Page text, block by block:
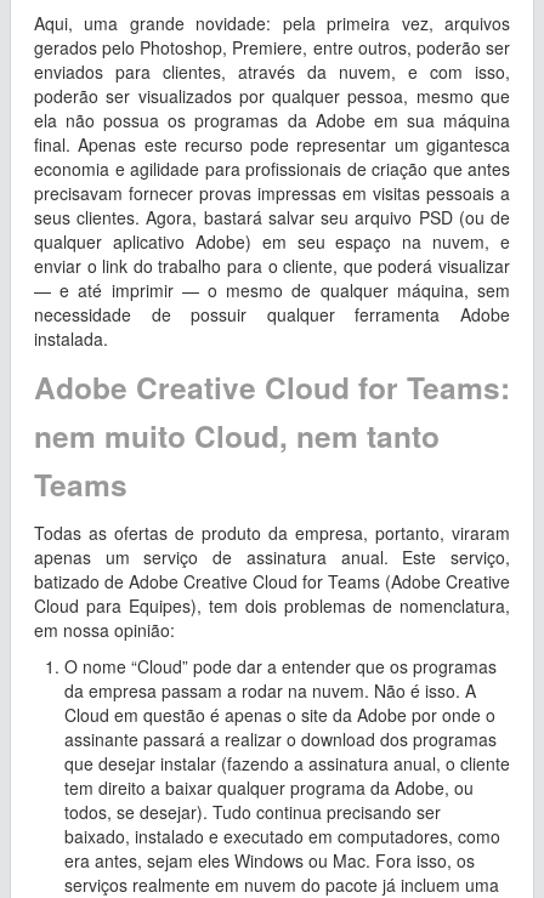
Aqui, uma grande novidade: pela primeira vez, arquivos
gerados pelo Photoshop, Premiere, entre outros, poderão ser
enviados para clientes, através da nuvem, e com isso,
poderão ser visualizados por qualquer pessoa, mesmo que
ela não possua os programas da Adobe em sua máquina
final. Apenas este recurso pode representar um gigantesca
economia e agilidade para profissionais de criação que antes
precisavam fornecer provas impressas em visitas pessoais a
seus clientes. Agora, bastará salvar seu arquivo PSD (ou de
qualquer aplicativo Adobe) em seu espaço na nuvem, e
enviar o link do trabalho para o cliente, que poderá visualizar
— e até imprimir — o mesmo de qualquer máquina, sem
necessidade de possuir qualquer ferramenta Adobe
instalada.
Adobe Creative Cloud for Teams:
nem muito Cloud, nem tanto
Teams
Todas as ofertas de produto da empresa, portanto, viraram
apenas um serviço de assinatura anual. Este serviço,
batizado de Adobe Creative Cloud for Teams (Adobe Creative
Cloud para Equipes), tem dois problemas de nomenclatura,
em nossa opinião:
O nome “Cloud” pode dar a entender que os programas
da empresa passam a rodar na nuvem. Não é isso. A
Cloud em questão é apenas o site da Adobe por onde o
assinante passará a realizar o download dos programas
que desejar instalar (fazendo a assinatura anual, o cliente
tem direito a baixar qualquer programa da Adobe, ou
todos, se desejar). Tudo continua precisando ser
baixado, instalado e executado em computadores, como
era antes, sejam eles Windows ou Mac. Fora isso, os
serviços realmente em nuvem do pacote já incluem uma